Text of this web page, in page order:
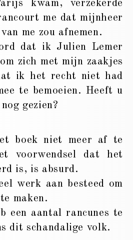
kwam, verzekerde
me dat mijnheer
me zou afnemen.
dat ik Julien Lemer
zich met mijn zaakjes
ik het recht niet had
te bemoeien. Heeft u
gezien?
niet meer af te
voorwendsel dat het
is, is absurd.
werk aan besteed om
maken.
een aantal rancunes te
dit schandalige volk.